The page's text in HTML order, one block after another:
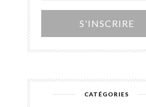
CATÉGORIES